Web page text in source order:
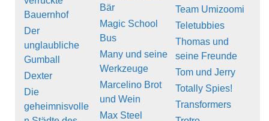
Bauernhof
Der
unglaubliche
Gumball
Dexter
Die
geheimnisvolle
Bär
Magic School
Bus
Many und seine
Werkzeuge
Marcelino Brot
und Wein
Max Steel
Team Umizoomi
Teletubbies
Thomas und
seine Freunde
Tom und Jerry
Totally Spies!
Transformers